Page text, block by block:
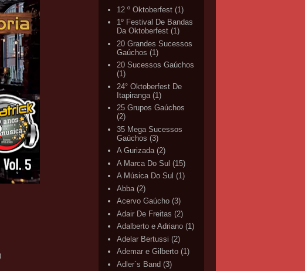
12 º Oktoberfest (1)
1º Festival De Bandas
Da Oktoberfest (1)
20 Grandes Sucessos
Gaúchos (1)
20 Sucessos Gaúchos
(1)
24° Oktoberfest De
Itapiranga (1)
25 Grupos Gaúchos
(2)
35 Mega Sucessos
Gaúchos (3)
A Gurizada (2)
A Marca Do Sul (15)
A Música Do Sul (1)
Abba (2)
Acervo Gaúcho (3)
Adair De Freitas (2)
Adalberto e Adriano (1)
Adelar Bertussi (2)
Ademar e Gilberto (1)
Adler`s Band (3)